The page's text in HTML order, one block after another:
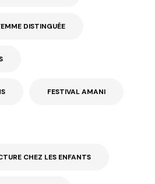
DISTINGUÉE
FESTIVAL AMANI
CHEZ LES ENFANTS